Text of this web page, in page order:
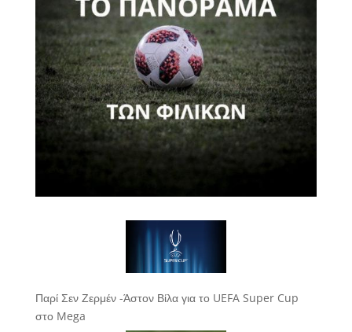
Παρί Σεν Ζερμέν -Άστον Βίλα για το UEFA Super Cup
στο Mega